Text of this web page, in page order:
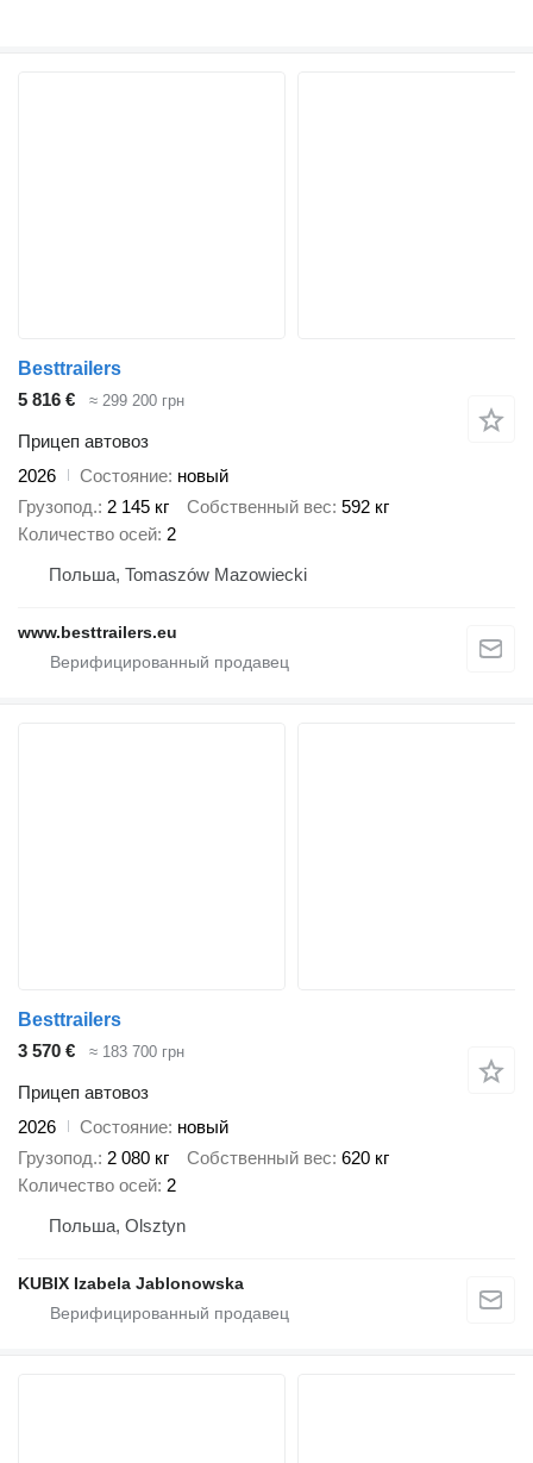
Besttrailers
5 816 €
≈ 299 200 грн
Прицеп автовоз
2026
Состояние новый
Грузопод. 2 145 кг Собственный вес 592 кг
Количество осей 2
Польша, Tomaszów Mazowiecki
www.besttrailers.eu
Besttrailers
3 570 €
≈ 183 700 грн
Прицеп автовоз
2026
Состояние новый
Грузопод. 2 080 кг Собственный вес 620 кг
Количество осей 2
Польша, Olsztyn
KUBIX Izabela Jablonowska